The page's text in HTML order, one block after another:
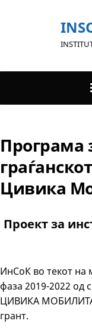
Програма
Цивика
Проект за
ИнСоК во текот на
фаза 2019-2022 од
ЦИВИКА
грант.